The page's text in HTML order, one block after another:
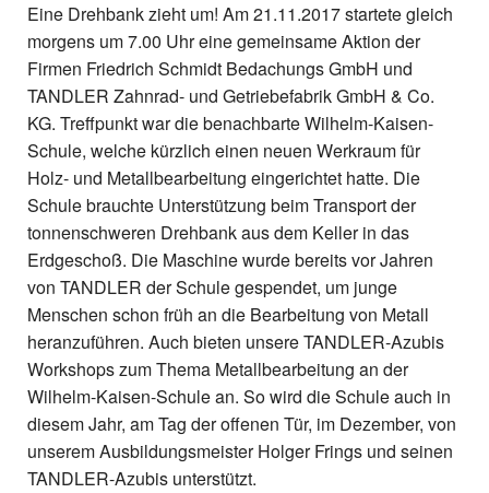
Eine Drehbank zieht um! Am 21.11.2017 startete gleich
morgens um 7.00 Uhr eine gemeinsame Aktion der
Firmen Friedrich Schmidt Bedachungs GmbH und
TANDLER Zahnrad- und Getriebefabrik GmbH & Co.
KG. Treffpunkt war die benachbarte Wilhelm-Kaisen-
Schule, welche kürzlich einen neuen Werkraum für
Holz- und Metallbearbeitung eingerichtet hatte. Die
Schule brauchte Unterstützung beim Transport der
tonnenschweren Drehbank aus dem Keller in das
Erdgeschoß. Die Maschine wurde bereits vor Jahren
von TANDLER der Schule gespendet, um junge
Menschen schon früh an die Bearbeitung von Metall
heranzuführen. Auch bieten unsere TANDLER-Azubis
Workshops zum Thema Metallbearbeitung an der
Wilhelm-Kaisen-Schule an. So wird die Schule auch in
diesem Jahr, am Tag der offenen Tür, im Dezember, von
unserem Ausbildungsmeister Holger Frings und seinen
TANDLER-Azubis unterstützt.